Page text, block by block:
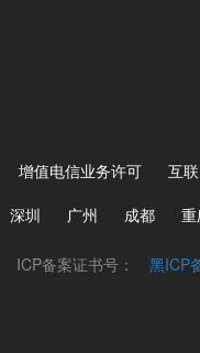
增值电信业务许可 互
深圳 广州 成都
ICP备案证书号： 黑ICP